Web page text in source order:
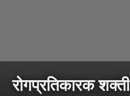
रोगप्रतिकारक शक्ती